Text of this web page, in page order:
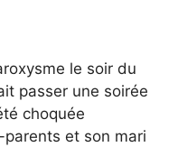
le soir du
passer une soirée
choquée
parents et son mari